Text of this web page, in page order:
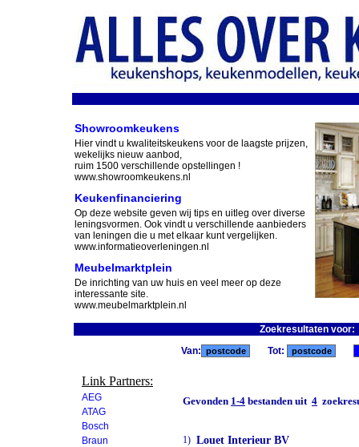
Showroomkeukens
Hier vindt u kwaliteitskeukens voor de laagste prijzen,
wekelijks nieuw aanbod,
ruim 1500 verschillende opstellingen !
www.showroomkeukens.nl
Keukenfinanciering
Op deze website geven wij tips en uitleg over diverse
leningsvormen. Ook vindt u verschillende aanbieders
van leningen die u met elkaar kunt vergelijken.
www.informatieoverleningen.nl
Meubelmarktplein
De inrichting van uw huis en veel meer op deze
interessante site.
www.meubelmarktplein.nl
Zoekresultaten voor:
Link Partners:
AEG
ATAG
Bosch
Braun
Van: Tot:
Gevonden 1-4 bestanden uit 4
1) Louet Interieur BV